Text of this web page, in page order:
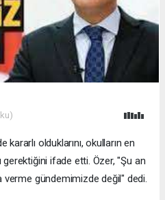
olduklarını, okulların en
ifade etti. Özer, "Şu an
gündemimizde değil" dedi.